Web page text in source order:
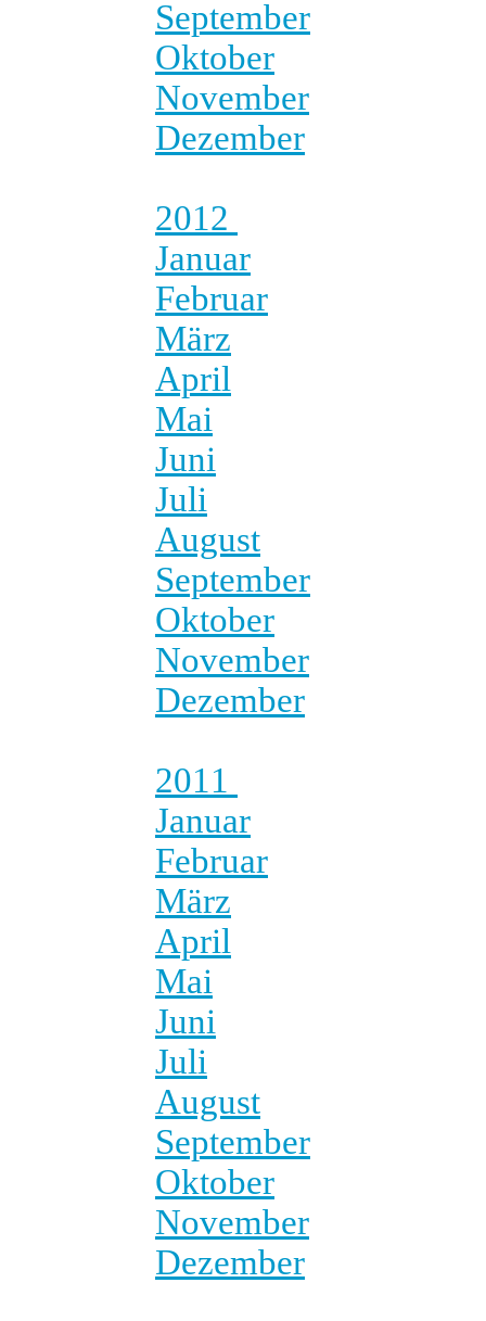
September
Oktober
November
Dezember
2012
Januar
Februar
März
April
Mai
Juni
Juli
August
September
Oktober
November
Dezember
2011
Januar
Februar
März
April
Mai
Juni
Juli
August
September
Oktober
November
Dezember